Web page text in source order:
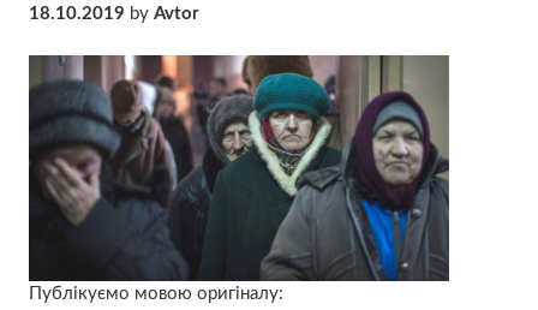
18.10.2019 by Avtor
Публікуємо мовою оригіналу: